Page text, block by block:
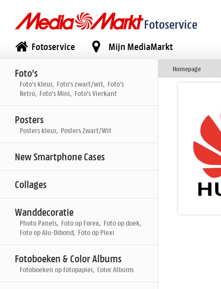
Fotoservice
Fotoservice Mijn MediaMarkt
Foto's
Foto's kleur, Foto's zwart/wit, Foto's
Retro, Foto's Mini, Foto's Vierkant
Posters
Posters kleur, Posters Zwart/Wit
New Smartphone Cases
Collages
Wanddecoratie
Photo Panels, Foto op Forex, Foto op doek,
Foto op Alu-Dibond, Foto op Plexi
Fotoboeken & Color Albums
Fotoboeken op fotopapier, Color Albums
Homepage